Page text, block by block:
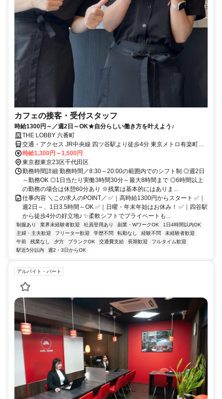
カフェの接客・受付スタッフ
時給1300円～／週2日～OK★自分らしい働き方を叶えよう♪
THE LOBBY 六番町
交通・アクセス JR中央線 四ツ谷駅より徒歩4分 東京メトロ有楽町線
麹町駅より徒歩7分
時給1,300円～1,500円
東京都東京23区千代田区
勤務時間詳細 勤務時間／8:30～20:00の範囲内でのシフト制 ◎週2日
～勤務OK ◎1日当たり実働3時間30分～最大8時間まで ◎6時間以上
の勤務の場合は休憩60分あり ※残業は基本的にはありま...
仕事内容 ＼この求人のPOINT／ ✅｜高時給1300円からスタート ✅｜
週2日～、1日3.5時間～OK ✅｜日曜・年末年始はお休み！ ✅｜四谷駅
から徒歩4分の好立地♪ ✨柔軟シフトでプライベートも...
制服あり 業界未経験者歓迎 社員登用あり 副業・WワークOK
1日4時間以内OK
主婦・主夫歓迎
フリーター歓迎 学歴不問 転勤なし 経験不問
未経験者歓迎
午前
残業なし 夕方 ブランクOK 交通費支給 長期歓迎
フルタイム歓迎
駅近5分以内
週2・3日からOK
アルバイト・パート